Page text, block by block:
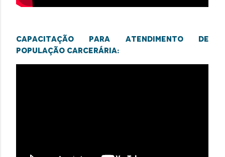
Capacitação para atendimento de
população carcerária: